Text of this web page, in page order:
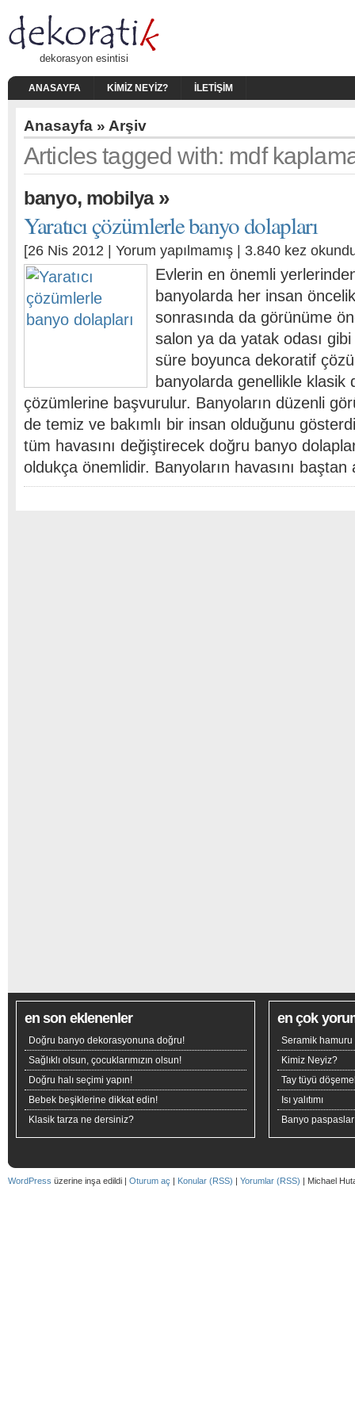
dekorasyon esintisi
ANASAYFA KIMIZ NEYIZ? İLETIŞIM
Anasayfa » Arşiv
Articles tagged with: mdf
banyo, mobilya»
Yaratıcı çözümlerle banyo dolapları
[26 Nis 2012 | Yorum yapılmamış | 3.840 kez
Evlerin en önemli
banyolarda her insan
sonrasında da görünüme
salon ya da yatak odası
süre boyunca dekoratif
banyolarda genellikle klasik
çözümlerine başvurulur. Banyoların düzenli
de temiz ve bakımlı bir insan olduğunu
tüm havasını değiştirecek doğru banyo
oldukça önemlidir. Banyoların havasını
en son eklenenler
Doğru banyo dekorasyonuna doğru!
Sağlıklı olsun, çocuklarımızın olsun!
Doğru halı seçimi yapın!
Bebek beşiklerine dikkat edin!
Klasik tarza ne dersiniz?
en çok
Seramik hamuru
Kimiz Neyiz?
Tay tüyü
Isı yalıtımı
Banyo
WordPress üzerine inşa edildi | Oturum aç | Konular (RSS) | Yorumlar (RSS) | Michael